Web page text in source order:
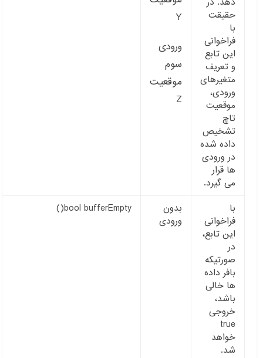
حقیقت
با
فراخوانی
این تابع
و تعریف
متغیرهای
ورودی،
موقعیت
تاچ
تشخیص
داده شده
در ورودی
ها قرار
می گیرد.
Y
ورودی
سوم
موقعیت
Z
با
فراخوانی
این تابع،
در
صورتیکه
بافر داده
ها خالی
باشد،
خروجی
true
خواهد
شد.
بدون
ورودی
bool bufferEmpty()